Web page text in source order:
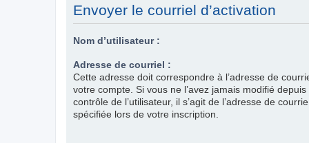
Envoyer le courriel d’activation
Nom d’utilisateur :
Adresse de courriel :
Cette adresse doit correspondre à l’adresse de
votre compte. Si vous ne l’avez jamais modifié
contrôle de l’utilisateur, il s’agit de l’adresse de
spécifiée lors de votre inscription.